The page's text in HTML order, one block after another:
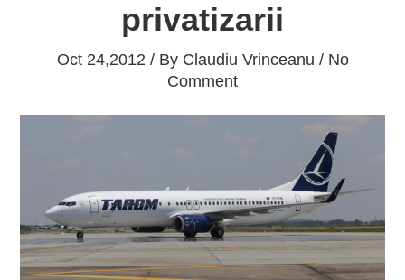
privatizarii
Oct 24,2012 / By Claudiu Vrinceanu / No
Comment